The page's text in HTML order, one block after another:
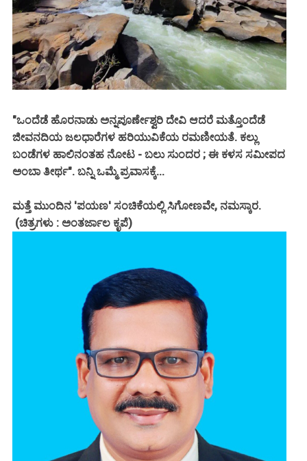
"ಒಂದೆಡೆ ಹೊರನಾಡು ಅನ್ನಪೂರ್ಣೇಶ್ವರಿ ದೇವಿ ಆದರೆ ಮತ್ತೊಂದೆಡೆ
ಜೀವನದಿಯ ಜಲಧಾರೆಗಳ ಹರಿಯುವಿಕೆಯ ರಮಣೀಯತೆ. ಕಲ್ಲು
ಬಂಡೆಗಳ ಹಾಲಿನಂತಹ ನೋಟ - ಬಲು ಸುಂದರ ; ಈ ಕಳಸ ಸಮೀಪದ
ಅಂಬಾ ತೀರ್ಥ". ಬನ್ನಿ ಒಮ್ಮೆ ಪ್ರವಾಸಕ್ಕೆ...
ಮತ್ತೆ ಮುಂದಿನ 'ಪಯಣ' ಸಂಚಿಕೆಯಲ್ಲಿ ಸಿಗೋಣವೇ, ನಮಸ್ಕಾರ.
(ಚಿತ್ರಗಳು : ಅಂತರ್ಜಾಲ ಕೃಪೆ)